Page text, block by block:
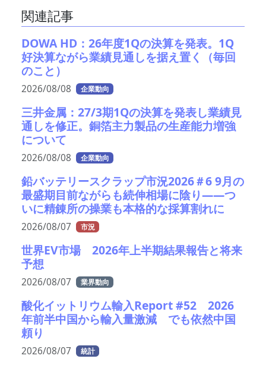
関連記事
DOWA HD：26年度1Qの決算を発表。1Q
好決算ながら業績見通しを据え置く（毎回
のこと）
2026/08/08 企業動向
三井金属：27/3期1Qの決算を発表し業績見
通しを修正。銅箔主力製品の生産能力増強
について
2026/08/08 企業動向
鉛バッテリースクラップ市況2026＃6 9月の
最盛期目前ながらも続伸相場に陰り――つ
いに精錬所の操業も本格的な採算割れに
2026/08/07 市況
世界EV市場 2026年上半期結果報告と将来
予想
2026/08/07 業界動向
酸化イットリウム輸入Report #52 2026
年前半中国から輸入量激減 でも依然中国
頼り
2026/08/07 統計